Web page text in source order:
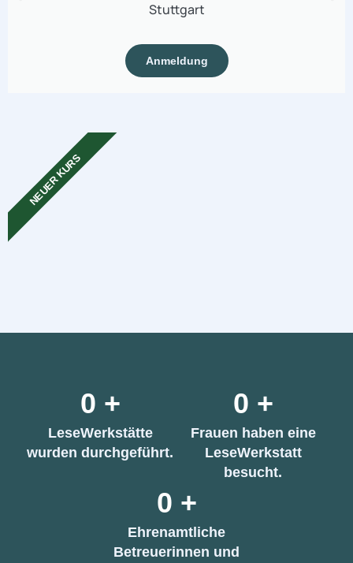
Stuttgart
Anmeldung
NEUER KURS
0 +
LeseWerkstätte
wurden durchgeführt.
0 +
Frauen haben eine
LeseWerkstatt
besucht.
0 +
Ehrenamtliche
Betreuerinnen und